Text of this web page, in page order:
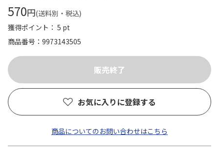
570円(送料別・税込)
獲得ポイント： 5 pt
商品番号
9973143505
お気に入りに登録する
商品についてのお問い合わせはこちら